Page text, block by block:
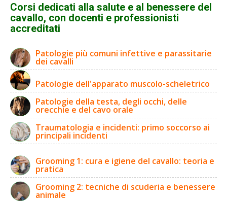
Corsi dedicati alla salute e al benessere del
cavallo, con docenti e professionisti
accreditati
Patologie più comuni infettive e parassitarie
dei cavalli
Patologie dell'apparato muscolo-scheletrico
Patologie della testa, degli occhi, delle
orecchie e del cavo orale
Traumatologia e incidenti: primo soccorso ai
principali incidenti
Grooming 1: cura e igiene del cavallo: teoria e
pratica
Grooming 2: tecniche di scuderia e benessere
animale